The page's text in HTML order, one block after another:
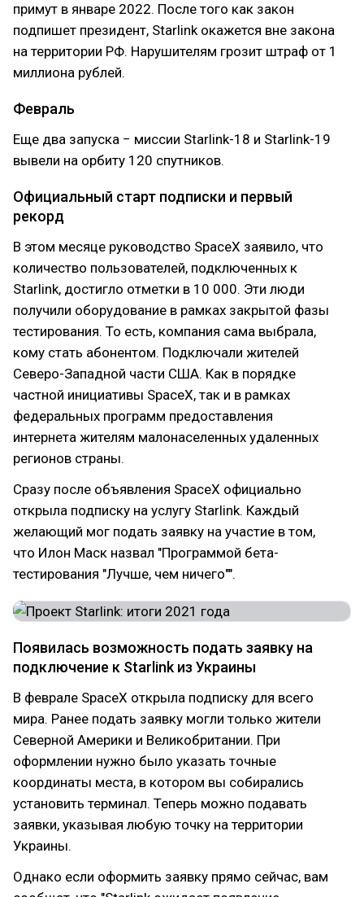
примут в январе 2022. После того как закон
подпишет президент, Starlink окажется вне закона
на территории РФ. Нарушителям грозит штраф от 1
миллиона рублей.
Февраль
Еще два запуска − миссии Starlink-18 и Starlink-19
вывели на орбиту 120 спутников.
Официальный старт подписки и первый
рекорд
В этом месяце руководство SpaceX заявило, что
количество пользователей, подключенных к
Starlink, достигло отметки в 10 000. Эти люди
получили оборудование в рамках закрытой фазы
тестирования. То есть, компания сама выбрала,
кому стать абонентом. Подключали жителей
Северо-Западной части США. Как в порядке
частной инициативы SpaceX, так и в рамках
федеральных программ предоставления
интернета жителям малонаселенных удаленных
регионов страны.
Сразу после объявления SpaceX официально
открыла подписку на услугу Starlink. Каждый
желающий мог подать заявку на участие в том,
что Илон Маск назвал "Программой бета-
тестирования "Лучше, чем ничего"".
Появилась возможность подать заявку на
подключение к Starlink из Украины
В феврале SpaceX открыла подписку для всего
мира. Ранее подать заявку могли только жители
Северной Америки и Великобритании. При
оформлении нужно было указать точные
координаты места, в котором вы собирались
установить терминал. Теперь можно подавать
заявки, указывая любую точку на территории
Украины.
Однако если оформить заявку прямо сейчас, вам